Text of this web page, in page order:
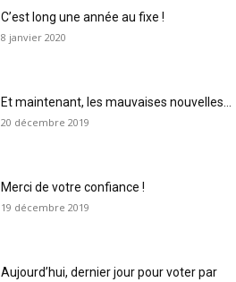
C’est long une année au fixe !
8 janvier 2020
Et maintenant, les mauvaises nouvelles…
20 décembre 2019
Merci de votre confiance !
19 décembre 2019
Aujourd’hui, dernier jour pour voter par